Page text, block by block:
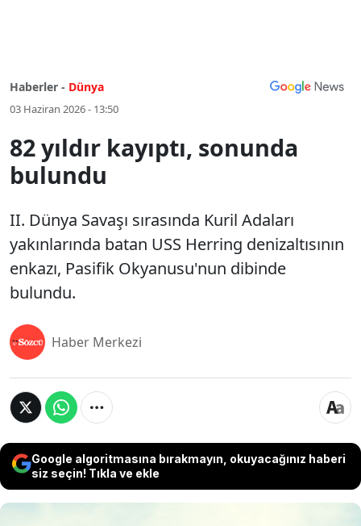
Haberler - Dünya
03 Haziran 2026 - 13:50
82 yıldır kayıptı, sonunda
bulundu
II. Dünya Savaşı sırasında Kuril Adaları
yakınlarında batan USS Herring denizaltısının
enkazı, Pasifik Okyanusu'nun dibinde
bulundu.
Haber Merkezi
Google algoritmasına bırakmayın, okuyacağınız haberi
siz seçin! Tıkla ve ekle